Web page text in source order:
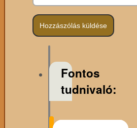
Fontos
tudnivaló: